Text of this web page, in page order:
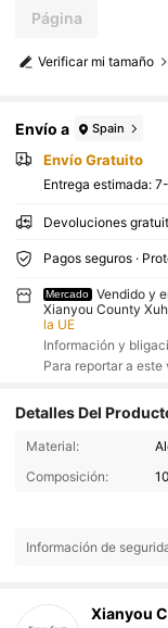
Página
Verificar mi tamaño
Envío a Spain
Envío Gratuito
Entrega estimada:
Devoluciones
Pagos seguros ·
Mercado
Vendido y
Xianyou County
la UE
Información y
Para reportar a
Detalles Del
Material:
Composición:
Información de